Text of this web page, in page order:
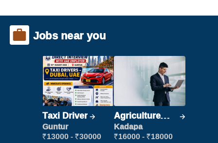
Jobs near you
Taxi Driver
Guntur
₹13000 - ₹30000
Agriculture
Labour
Kadapa
₹16000 - ₹18000